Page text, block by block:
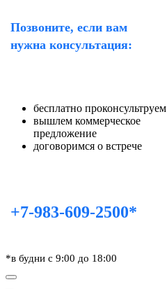
Позвоните, если вам
нужна консультация:
бесплатно проконсультруем
вышлем коммерческое
предложение
договоримся о встрече
+7-983-609-2500*
*в будни с 9:00 до 18:00